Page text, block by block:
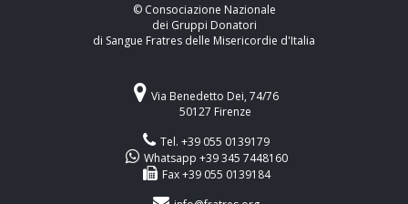
© Consociazione Nazionale
dei Gruppi Donatori
di Sangue Fratres delle Misericordie d'Italia
Via Benedetto Dei, 74/76
50127 Firenze
Tel. +39 055 0139179
Whatsapp +39 345 7448160
Fax +39 055 0139184